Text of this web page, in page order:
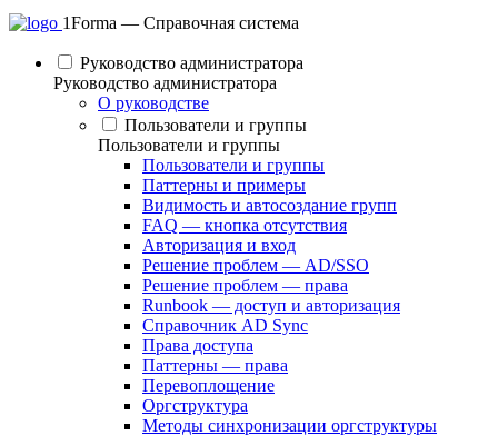
1Forma — Справочная система
Руководство администратора
Руководство администратора
О руководстве
Пользователи и группы
Пользователи и группы
Пользователи и группы
Паттерны и примеры
Видимость и автосоздание групп
FAQ — кнопка отсутствия
Авторизация и вход
Решение проблем — AD/SSO
Решение проблем — права
Runbook — доступ и авторизация
Справочник AD Sync
Права доступа
Паттерны — права
Перевоплощение
Оргструктура
Методы синхронизации оргструктуры